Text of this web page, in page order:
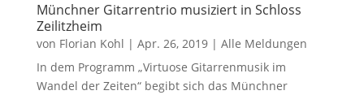
Münchner Gitarrentrio musiziert in Schloss
Zeilitzheim
von Florian Kohl | Apr. 26, 2019| Alle Meldungen
In dem Programm „Virtuose Gitarrenmusik im
Wandel der Zeiten“ begibt sich das Münchner